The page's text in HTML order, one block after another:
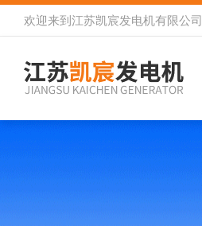
欢迎来到 江苏凯宸发电机有限公司